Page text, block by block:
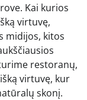
Kai kurios
virtuvę,
midijos, kitos
restoranų,
virtuvę, kur
skonį.